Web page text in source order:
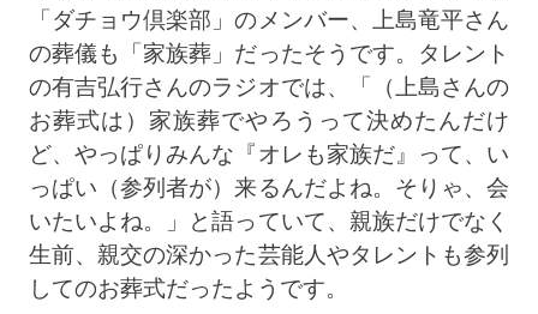
「ダチョウ倶楽部」のメンバー、上島竜平さん
の葬儀も「家族葬」だったそうです。タレント
の有吉弘行さんのラジオでは、「（上島さんの
お葬式は）家族葬でやろうって決めたんだけ
ど、やっぱりみんな『オレも家族だ』って、い
っぱい（参列者が）来るんだよね。そりゃ、会
いたいよね。」と語っていて、親族だけでなく
生前、親交の深かった芸能人やタレントも参列
してのお葬式だったようです。